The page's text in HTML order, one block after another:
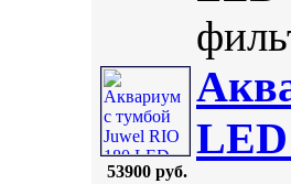
53900 руб.
LED